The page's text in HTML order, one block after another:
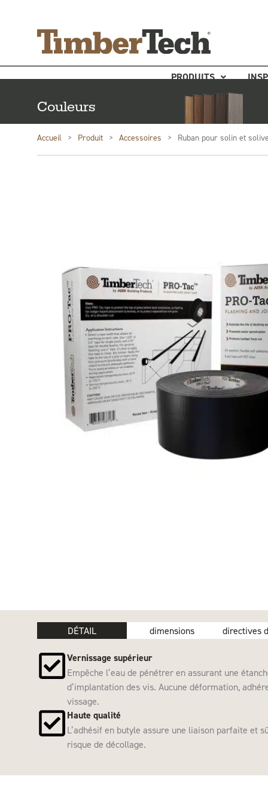
PRODUITS
Couleurs
Accueil > Produit > Accessoires > Ruban pour solin et
DÉTAIL dimensions directives
Vernissage supérieur
Empêche l’eau de pénétrer en assurant une
d’implantation des vis. Aucune déformation,
vissage.
Haute qualité
L’adhésif en butyle assure une liaison parfaite et
risque de décollage.